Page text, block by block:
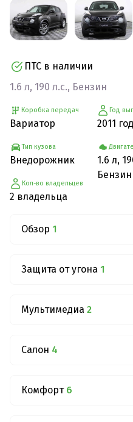
ПТС в наличии
1.6 л, 190 л.с., Бензин
Коробка передач
Вариатор
Тип кузова
Внедорожник
Кол-во владельцев
2 владельца
Год
2011
1.6 л,
Бензин
Обзор 1
Защита от угона 1
Мультимедиа 2
Салон 4
Комфорт 6